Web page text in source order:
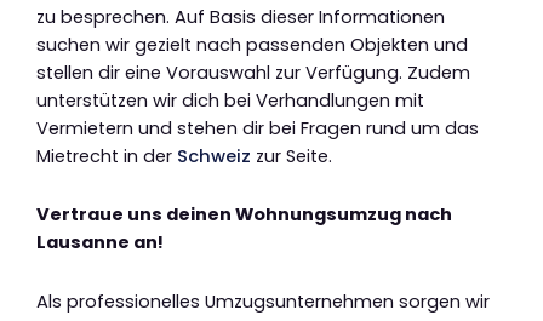
zu besprechen. Auf Basis dieser Informationen
suchen wir gezielt nach passenden Objekten und
stellen dir eine Vorauswahl zur Verfügung. Zudem
unterstützen wir dich bei Verhandlungen mit
Vermietern und stehen dir bei Fragen rund um das
Mietrecht in der Schweiz zur Seite.
Vertraue uns deinen Wohnungsumzug nach
Lausanne an!
Als professionelles Umzugsunternehmen sorgen wir